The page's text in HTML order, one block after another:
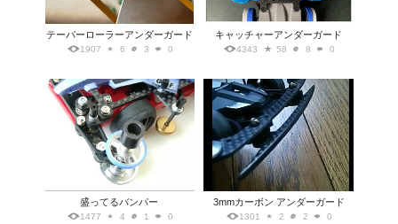
テーパーローラーアンダーガード
1907 6 3 0
キャッチャーアンダーガード
4343 58 8 0
盛ってるバンパー
1477 4 1 0
3mmカーボン アンダーガード
1301 2 2 0